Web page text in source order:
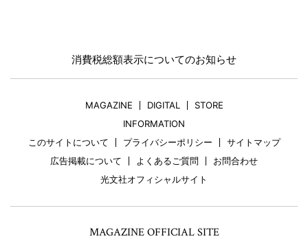
消費税総額表示についてのお知らせ
MAGAZINE DIGITAL
STORE
INFORMATION
このサイトについて
プライバシーポリシー
サイトマップ
広告掲載について
よくあるご質問
お問合わせ
光文社オフィシャルサイト
MAGAZINE OFFICIAL SITE